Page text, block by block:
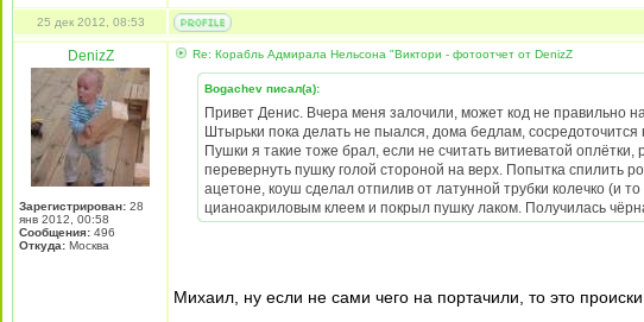
25 дек 2012, 08:53
DenizZ
Зарегистрирован: 28
янв 2012, 00:58
Сообщения: 496
Откуда: Москва
Re: Корабль Адмирала Нельсона "Виктори - фотоотчет от DenizZ
Bogachev писал(а):
Привет Денис. Вчера меня залочили, может код не правильно
Штырьки пока делать не пыался, дома бедлам,
Пушки я такие тоже брал, если не считать витиеватой
перевернуть пушку голой стороной на верх. Попытка спилить
ацетоне, коуш сделал отпилив от латунной трубки колечко (и
цианоакриловым клеем и покрыл пушку лаком. Получилась
Михаил, ну если не сами чего на портачили, то это